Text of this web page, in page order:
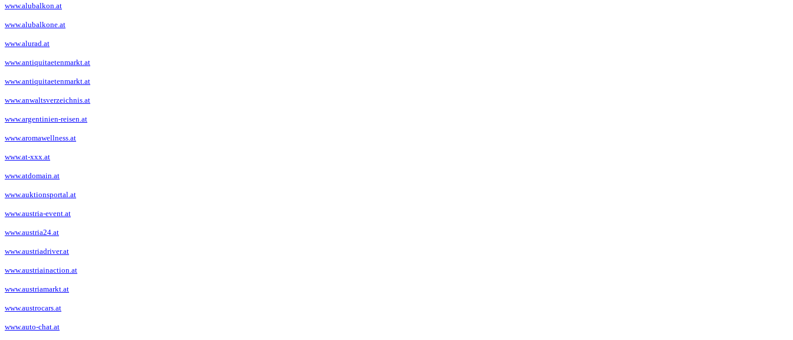
www.alubalkon.at
www.alubalkone.at
www.alurad.at
www.antiquitaetenmarkt.at
www.antiquitaetenmarkt.at
www.anwaltsverzeichnis.at
www.argentinien-reisen.at
www.aromawellness.at
www.at-xxx.at
www.atdomain.at
www.auktionsportal.at
www.austria-event.at
www.austria24.at
www.austriadriver.at
www.austriainaction.at
www.austriamarkt.at
www.austrocars.at
www.auto-chat.at